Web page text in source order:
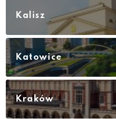
Kalisz
Katowice
Kraków